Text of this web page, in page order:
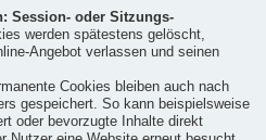
Session- oder Sitzungs-
werden spätestens gelöscht,
Angebot verlassen und seinen
Cookies bleiben auch nach
gespeichert. So kann beispielsweise
oder bevorzugte Inhalte direkt